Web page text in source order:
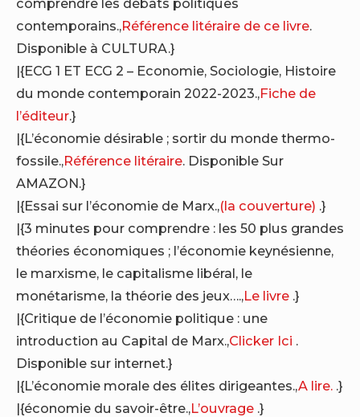
contemporains.,Référence litéraire de ce livre.
Disponible à CULTURA.}
|{ECG 1 ET ECG 2 – Economie, Sociologie, Histoire
du monde contemporain 2022-2023.,Fiche de
l’éditeur.}
|{L’économie désirable ; sortir du monde thermo-
fossile.,Référence litéraire. Disponible Sur
AMAZON.}
|{Essai sur l’économie de Marx.,(la couverture) .}
|{3 minutes pour comprendre : les 50 plus grandes
théories économiques ; l’économie keynésienne,
le marxisme, le capitalisme libéral, le
monétarisme, la théorie des jeux….,Le livre .}
|{Critique de l’économie politique : une
introduction au Capital de Marx.,Clicker Ici .
Disponible sur internet.}
|{L’économie morale des élites dirigeantes.,A lire. .}
|{économie du savoir-être.,L’ouvrage .}